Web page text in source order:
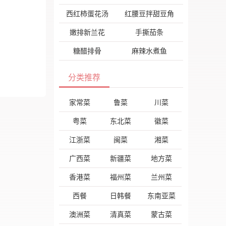
西红柿蛋花汤 红腰豆拌甜豆角
嫩排新兰花 手撕茄条
糖醋排骨 麻辣水煮鱼
分类推荐
家常菜 鲁菜 川菜
粤菜 东北菜 徽菜
江浙菜 闽菜 湘菜
广西菜 新疆菜 地方菜
香港菜 福州菜 兰州菜
西餐 日韩餐 东南亚菜
澳洲菜 清真菜 蒙古菜